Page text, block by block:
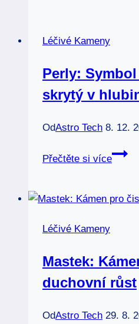
Léčivé Kameny
Perly:
skrytý v
OdAstro Tech 8. 12.
Přečtěte si více
Perly:
a
moře
Léčivé Kameny
Mastek:
duchovní růst
OdAstro Tech 29. 8.